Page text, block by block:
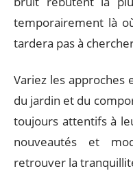
temporairement là
tardera pas à
Variez les approches
du jardin et du
toujours attentifs à
nouveautés et
retrouver la